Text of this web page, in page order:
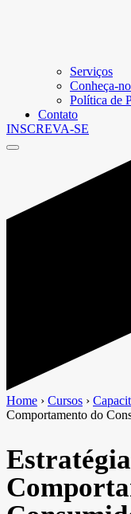
Serviços
Conheça-
Política de
Contato
INSCREVA-SE
Home › Cursos ›
Comportamento do